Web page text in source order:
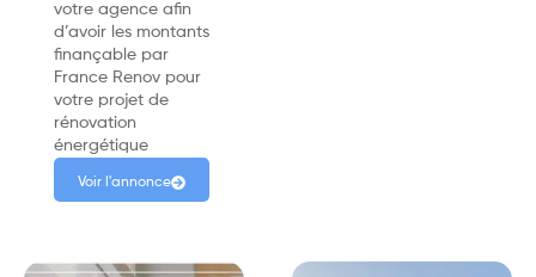
votre agence afin
d’avoir les montants
finançable par
France Renov pour
votre projet de
rénovation
énergétique
Voir l'annonce